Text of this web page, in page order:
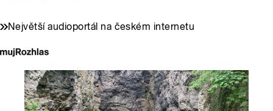
Největší audioportál na českém internetu